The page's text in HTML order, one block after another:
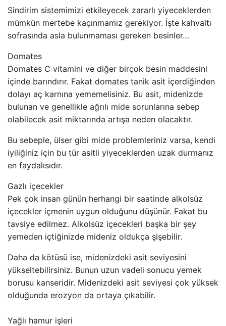
Sindirim sistemimizi etkileyecek zararlı yiyeceklerden
mümkün mertebe kaçınmamız gerekiyor. İşte kahvaltı
sofrasında asla bulunmaması gereken besinler…
Domates
Domates C vitamini ve diğer birçok besin maddesini
içinde barındırır. Fakat domates tanik asit içerdiğinden
dolayı aç karnına yememelisiniz. Bu asit, midenizde
bulunan ve genellikle ağrılı mide sorunlarına sebep
olabilecek asit miktarında artışa neden olacaktır.
Bu sebeple, ülser gibi mide problemleriniz varsa, kendi
iyiliğiniz için bu tür asitli yiyeceklerden uzak durmanız
en faydalısıdır.
Gazlı içecekler
Pek çok insan günün herhangi bir saatinde alkolsüz
içecekler içmenin uygun olduğunu düşünür. Fakat bu
tavsiye edilmez. Alkolsüz içecekleri başka bir şey
yemeden içtiğinizde mideniz oldukça şişebilir.
Daha da kötüsü ise, midenizdeki asit seviyesini
yükseltebilirsiniz. Bunun uzun vadeli sonucu yemek
borusu kanseridir. Midenizdeki asit seviyesi çok yüksek
olduğunda erozyon da ortaya çıkabilir.
Yağlı hamur işleri